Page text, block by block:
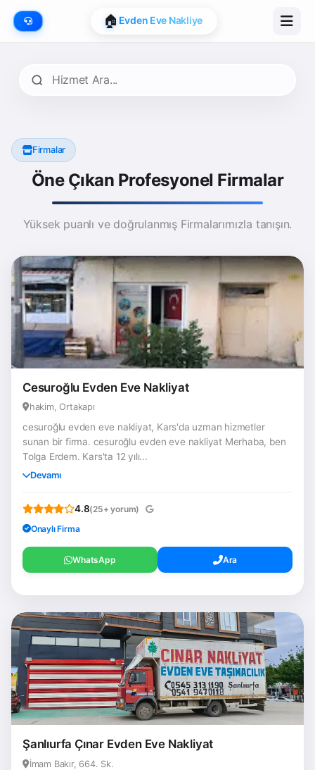
🏠Evden Eve Nakliye
📍Google Map Onaylı
Firmalar
Öne Çıkan Profesyonel Firmalar
Yüksek puanlı ve doğrulanmış Firmalarımızla tanışın.
Cesuroğlu Evden Eve Nakliyat
hakim, Ortakapı
cesuroğlu evden eve nakliyat, Kars'da uzman hizmetler
sunan bir firma. cesuroğlu evden eve nakliyat Merhaba, ben
Tolga Erdem. Kars'ta 12 yılı...
Devamı
4.8(25+ yorum)
Onaylı Firma
WhatsApp Ara
Şanlıurfa Çınar Evden Eve Nakliyat
İmam Bakır, 664. Sk.